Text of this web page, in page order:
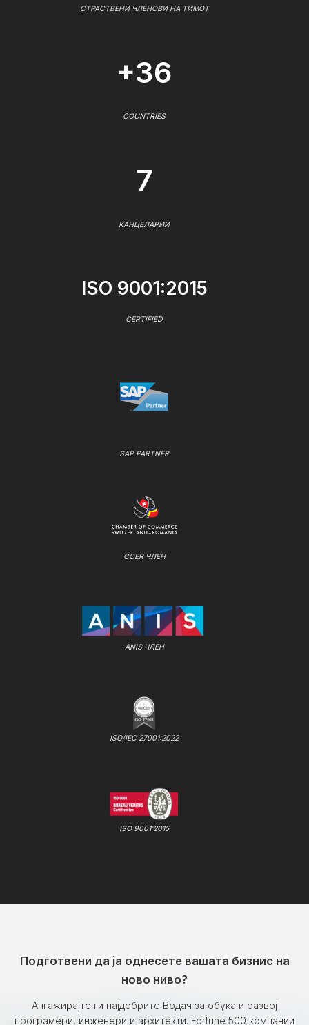
СТРАСТВЕНИ ЧЛЕНОВИ НА ТИМОТ
+36
COUNTRIES
7
КАНЦЕЛАРИИ
ISO 9001:2015
CERTIFIED
SAP PARTNER
CCER ЧЛЕН
ANIS ЧЛЕН
ISO/IEC 27001:2022
ISO 9001:2015
Подготвени да ја однесете вашата бизнис на
ново ниво?
Ангажирајте ги најдобрите Водач за обука и развој
програмери, инженери и архитекти. Fortune 500 компании